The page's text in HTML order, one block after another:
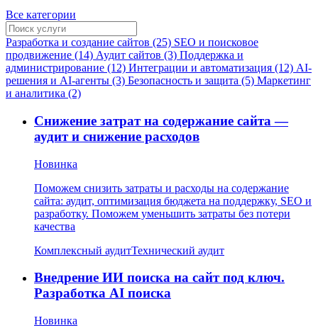
Все категории
Разработка и создание сайтов (25) SEO и поисковое
продвижение (14) Аудит сайтов (3) Поддержка и
администрирование (12) Интеграции и автоматизация (12) AI-
решения и AI-агенты (3) Безопасность и защита (5) Маркетинг
и аналитика (2)
Снижение затрат на содержание сайта —
аудит и снижение расходов
Новинка
Поможем снизить затраты и расходы на содержание
сайта: аудит, оптимизация бюджета на поддержку, SEO и
разработку. Поможем уменьшить затраты без потери
качества
Комплексный аудитТехнический аудит
Внедрение ИИ поиска на сайт под ключ.
Разработка AI поиска
Новинка